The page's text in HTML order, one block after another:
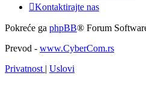
Kontaktirajte nas
Pokreće ga phpBB® Forum
Prevod - www.CyberCom.rs
Privatnost | Uslovi